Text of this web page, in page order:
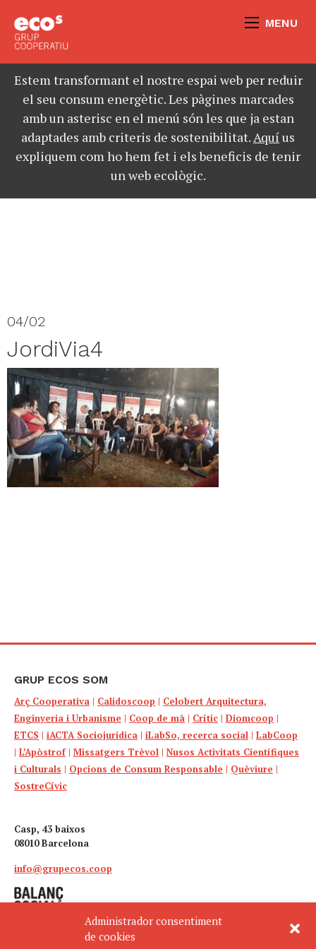
Administrador consentiment
de cookies
MENU
Estem transformant el nostre espai web per reduir
el seu consum energètic. Les pàgines marcades
amb un asterisc en el menú són les que ja estan
adaptades amb criteris de sostenibilitat.Aquíus
expliquem com ho hem fet i els beneficis de tenir
un web ecològic.
04/02
JordiVia4
GRUP ECOS SOM
Arç Cooperativa | Calidoscoop | Celobert Arquitectura,
Enginyeria i Urbanisme | Coop de mà | Crític | Diomcoop |
ETCS | iACTA Sociojuridica | iLabSo, recerca social | LabCoop
| L’Apòstrof| Missatgers Trèvol | Nusos Activitats Científiques
i Culturals | Opcions de Consum Responsable | Quèviure |
SostreCívic
Casp, 43 baixos
08010 Barcelona
info@grupecos.coop